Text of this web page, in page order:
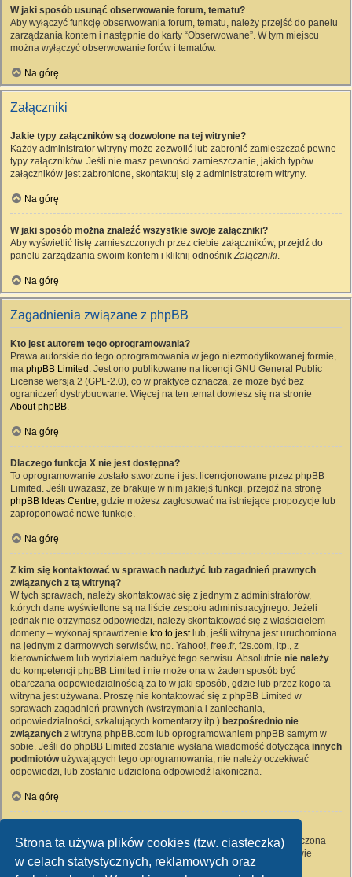
Strona ta używa plików cookies (tzw. ciasteczka)
w celach statystycznych, reklamowych oraz
W jaki sposób usunąć obserwowanie forum, tematu?
Aby wyłączyć funkcję obserwowania forum, tematu, należy przejść do panelu
zarządzania kontem i następnie do karty “Obserwowane”. W tym miejscu
można wyłączyć obserwowanie forów i tematów.
Na górę
Załączniki
Jakie typy załączników są dozwolone na tej witrynie?
Każdy administrator witryny może zezwolić lub zabronić zamieszczać pewne
typy załączników. Jeśli nie masz pewności zamieszczanie, jakich typów
załączników jest zabronione, skontaktuj się z administratorem witryny.
Na górę
W jaki sposób można znaleźć wszystkie swoje załączniki?
Aby wyświetlić listę zamieszczonych przez ciebie załączników, przejdź do
panelu zarządzania swoim kontem i kliknij odnośnikZałączniki.
Na górę
Zagadnienia związane z phpBB
Kto jest autorem tego oprogramowania?
Prawa autorskie do tego oprogramowania w jego niezmodyfikowanej formie,
ma phpBB Limited . Jest ono publikowane na licencji GNU General Public
License wersja 2 (GPL-2.0), co w praktyce oznacza, że może być bez
ograniczeń dystrybuowane. Więcej na ten temat dowiesz się na stronie
About phpBB.
Na górę
Dlaczego funkcja X nie jest dostępna?
To oprogramowanie zostało stworzone i jest licencjonowane przez phpBB
Limited. Jeśli uważasz, że brakuje w nim jakiejś funkcji, przejdź na stronę
phpBB Ideas Centre, gdzie możesz zagłosować na istniejące propozycje lub
zaproponować nowe funkcje.
Na górę
Z kim się kontaktować w sprawach nadużyć lub zagadnień prawnych
związanych z tą witryną?
W tych sprawach, należy skontaktować się z jednym z administratorów,
których dane wyświetlone są na liście zespołu administracyjnego. Jeżeli
jednak nie otrzymasz odpowiedzi, należy skontaktować się z właścicielem
domeny – wykonaj sprawdzenie kto to jestlub, jeśli witryna jest uruchomiona
na jednym z darmowych serwisów, np. Yahoo!, free.fr, f2s.com, itp., z
kierownictwem lub wydziałem nadużyć tego serwisu. Absolutnie nie należy
do kompetencji phpBB Limited i nie może ona w żaden sposób być
obarczana odpowiedzialnością za to w jaki sposób, gdzie lub przez kogo ta
witryna jest używana. Proszę nie kontaktować się z phpBB Limited w
sprawach zagadnień prawnych (wstrzymania i zaniechania,
odpowiedzialności, szkalujących komentarzy itp.) bezpośrednio nie
związanych z witryną phpBB.com lub oprogramowaniem phpBB samym w
sobie. Jeśli do phpBB Limited zostanie wysłana wiadomość dotycząca innych
podmiotówużywających tego oprogramowania, nie należy oczekiwać
odpowiedzi, lub zostanie udzielona odpowiedź lakoniczna.
Na górę
Wszyscy użytkownicy witryny mogą używać – jeśli funkcja ta jest włączona
przez administratora witryny – formularza „Kontakt z nami”. Członkowie
witryny mogą także używać odnośnika „Zespół administracyjny”.